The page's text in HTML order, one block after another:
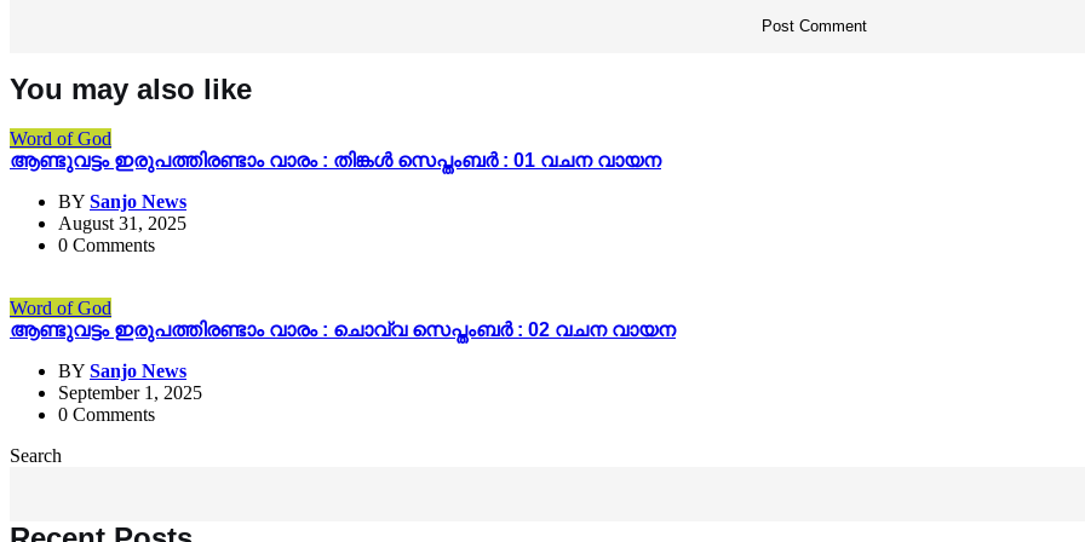
You may also like
Word of God
ആണ്ടുവട്ടം ഇരുപത്തിരണ്ടാം വാരം : തിങ്കൾ സെപ്തംബർ : 01 വചന വായന
BY Sanjo News
August 31, 2025
0 Comments
Word of God
ആണ്ടുവട്ടം ഇരുപത്തിരണ്ടാം വാരം : ചൊവ്വ സെപ്തംബർ : 02 വചന വായന
BY Sanjo News
September 1, 2025
0 Comments
Search